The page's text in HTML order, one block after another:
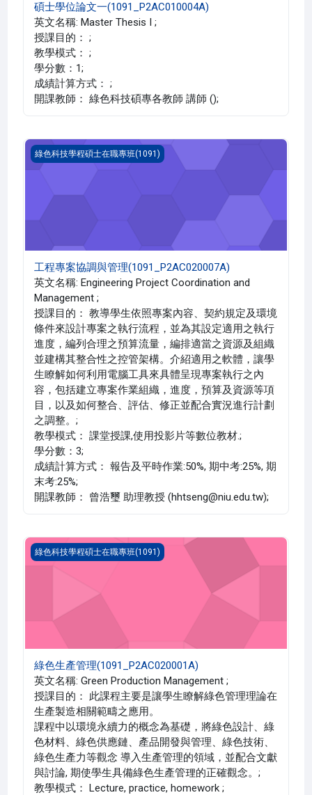
碩士學位論文一(1091_P2AC010004A)
英文名稱: Master Thesis I ;
授課目的： ;
教學模式： ;
學分數：1;
成績計算方式： ;
開課教師： 綠色科技碩專各教師 講師 ();
工程專案協調與管理(1091_P2AC020007A)
綠色科技學程碩士在職專班(1091)
工程專案協調與管理(1091_P2AC020007A)
英文名稱: Engineering Project Coordination and
Management ;
授課目的： 教導學生依照專案內容、契約規定及環境
條件來設計專案之執行流程，並為其設定適用之執行
進度，編列合理之預算流量，編排適當之資源及組織
並建構其整合性之控管架構。介紹適用之軟體，讓學
生瞭解如何利用電腦工具來具體呈現專案執行之內
容，包括建立專案作業組織，進度，預算及資源等項
目，以及如何整合、評估、修正並配合實況進行計劃
之調整。;
教學模式： 課堂授課,使用投影片等數位教材.;
學分數：3;
成績計算方式： 報告及平時作業:50%, 期中考:25%, 期
末考:25%;
開課教師： 曾浩璽 助理教授 (hhtseng@niu.edu.tw);
綠色生產管理(1091_P2AC020001A)
綠色科技學程碩士在職專班(1091)
綠色生產管理(1091_P2AC020001A)
英文名稱: Green Production Management ;
授課目的： 此課程主要是讓學生瞭解綠色管理理論在
生產製造相關範疇之應用。
課程中以環境永續力的概念為基礎，將綠色設計、綠
色材料、綠色供應鏈、產品開發與管理、綠色技術、
綠色生產力等觀念 導入生產管理的領域，並配合文獻
與討論, 期使學生具備綠色生產管理的正確觀念。;
教學模式： Lecture, practice, homework ;